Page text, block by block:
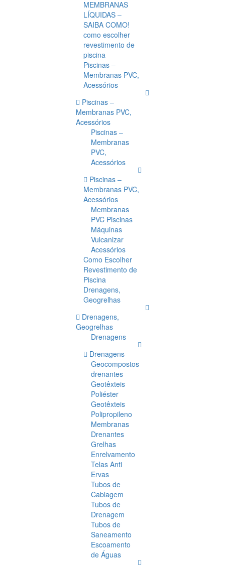
MEMBRANAS
LÍQUIDAS –
SAIBA COMO!
como escolher
revestimento de
piscina
Piscinas –
Membranas PVC,
Acessórios
Piscinas –
Membranas PVC,
Acessórios
Piscinas –
Membranas
PVC,
Acessórios
Piscinas –
Membranas PVC,
Acessórios
Membranas
PVC Piscinas
Máquinas
Vulcanizar
Acessórios
Como Escolher
Revestimento de
Piscina
Drenagens,
Geogrelhas
Drenagens,
Geogrelhas
Drenagens
Drenagens
Geocompostos
drenantes
Geotêxteis
Poliéster
Geotêxteis
Polipropileno
Membranas
Drenantes
Grelhas
Enrelvamento
Telas Anti
Ervas
Tubos de
Cablagem
Tubos de
Drenagem
Tubos de
Saneamento
Escoamento
de Águas